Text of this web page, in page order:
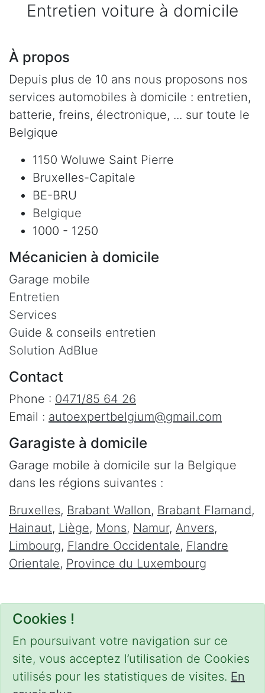
Cookies !
En poursuivant votre navigation sur ce
site, vous acceptez l’utilisation de Cookies
utilisés pour les statistiques de visites. En
Entretien voiture à domicile
À propos
Depuis plus de 10 ans nous proposons nos
services automobiles à domicile : entretien,
batterie, freins, électronique, ... sur toute le
Belgique
1150 Woluwe Saint Pierre
Bruxelles-Capitale
BE-BRU
Belgique
1000 - 1250
Mécanicien à domicile
Garage mobile
Entretien
Services
Guide & conseils entretien
Solution AdBlue
Contact
Phone : 0471/85 64 26
Email : autoexpertbelgium@gmail.com
Garagiste à domicile
Garage mobile à domicile sur la Belgique
dans les régions suivantes :
Bruxelles, Brabant Wallon, Brabant Flamand,
Hainaut, Liège, Mons, Namur, Anvers,
Limbourg, Flandre Occidentale, Flandre
Orientale, Province du Luxembourg